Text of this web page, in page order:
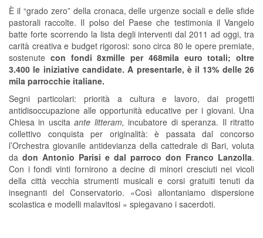
È il “grado zero” della cronaca, delle urgenze sociali e delle sfide
pastorali raccolte. Il polso del Paese che testimonia il Vangelo
batte forte scorrendo la lista degli interventi dal 2011 ad oggi, tra
carità creativa e budget rigorosi: sono circa 80 le opere premiate,
sostenute con fondi 8xmille per 468mila euro totali; oltre
3.400 le iniziative candidate. A presentarle, è il 13% delle 26
mila parrocchie italiane.
Segni particolari: priorità a cultura e lavoro, dai progetti
antidisoccupazione alle opportunità educative per i giovani. Una
Chiesa in uscitaante litteram, incubatore di speranza. Il ritratto
collettivo conquista per originalità: è passata dal concorso
l’Orchestra giovanile antidevianza della cattedrale di Bari, voluta
da don Antonio Parisi e dal parroco don Franco Lanzolla.
Con i fondi vinti fornirono a decine di minori cresciuti nei vicoli
della città vecchia strumenti musicali e corsi gratuiti tenuti da
insegnanti del Conservatorio. «Così allontaniamo dispersione
scolastica e modelli malavitosi » spiegavano i sacerdoti.